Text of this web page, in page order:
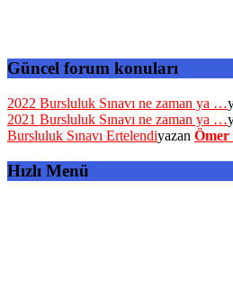
Güncel forum konuları
2022 Bursluluk Sınavı ne zaman ya …
2021 Bursluluk Sınavı ne zaman ya …
Bursluluk Sınavı Ertelendiyazan
Hızlı Menü